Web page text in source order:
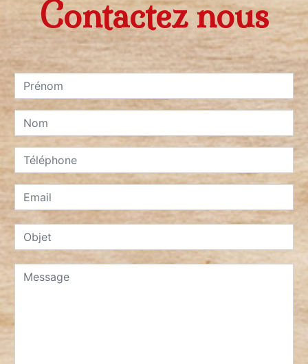
Contactez nous